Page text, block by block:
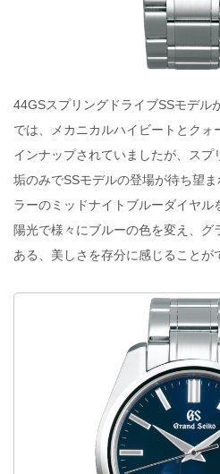
44GSスプリングドライブSSモデル
では、メカニカルハイビートとクォ
インナップされていましたが、ス
垢のみでSSモデルの登場が待ち望
ラーのミッドナイトブルーダイヤル
陽光で様々にブルーの色を変え、
ある、美しさを存分に感じることが